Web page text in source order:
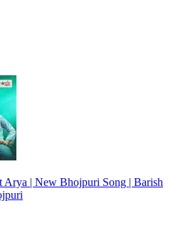
Arya | New Bhojpuri Song | Barish